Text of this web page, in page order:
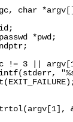
char
*pwd;
!= 3 ||